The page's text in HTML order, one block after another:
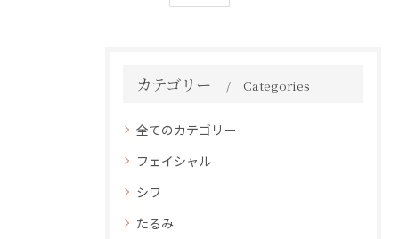
カテゴリー Categories
全てのカテゴリー
フェイシャル
シワ
たるみ